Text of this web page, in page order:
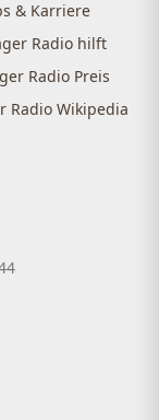
& Karriere
Radio hilft
Radio Preis
Radio Wikipedia